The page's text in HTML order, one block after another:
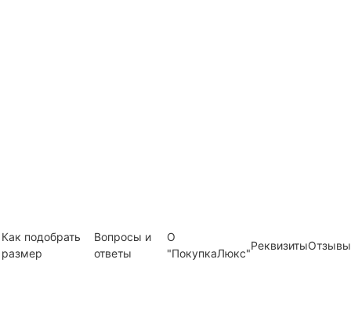
Как подобрать
размер
Вопросы и
ответы
О
"ПокупкаЛюкс"
РеквизитыОтзывы